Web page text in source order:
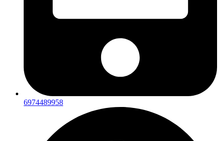
6974489958